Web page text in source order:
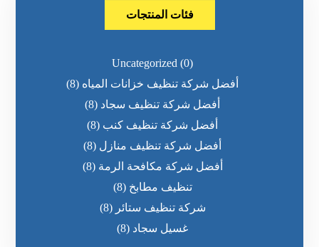
فئات المنتجات
Uncategorized (0)
أفضل شركة تنظيف خزانات المياه (8)
أفضل شركة تنظيف سجاد (8)
أفضل شركة تنظيف كنب (8)
أفضل شركة تنظيف منازل (8)
أفضل شركة مكافحة الرمة (8)
تنظيف مطابخ (8)
شركة تنظيف ستائر (8)
غسيل سجاد (8)